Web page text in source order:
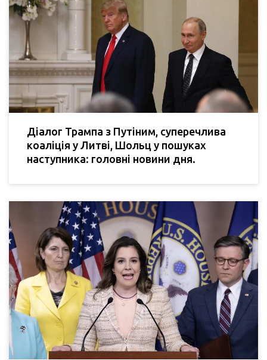
Діалог Трампа з Путіним, суперечлива
коаліція у Литві, Шольц у пошуках
наступника: головні новини дня.